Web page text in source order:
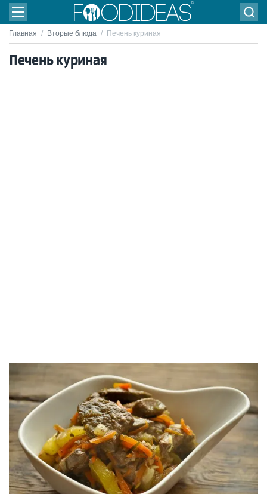
Главная / Вторые блюда / Печень куриная
Печень куриная